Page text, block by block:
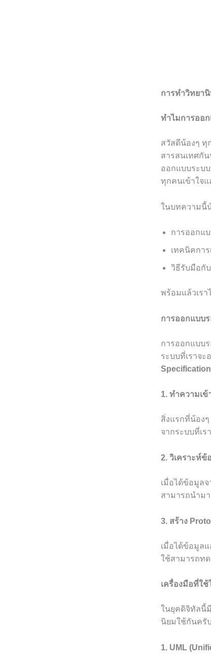
การทำวิทยา
ทำไมการออ
สวัสดีน้องๆ
สารสนเทศกั
ออกแบบระบ
ทุกคนเข้าใจแ
ในบทความนี้น้
การออกแ
เทคนิคกา
วิธีรับมือกั
พร้อมแล้วเรา
การออกแบบร
การออกแบบ
ระบบที่เราจ
Specification
1. ทำความเ
สิ่งแรกที่น้อง
จากระบบที่เ
2. วิเคราะห์ข้
เมื่อได้ข้อมูล
สามารถนำม
3. สร้าง
เมื่อได้ข้อมูลแ
ใช้สามารถท
เครื่องมือที่ใ
ในยุคดิจิทัลนี้
นิยมใช้กันครับ
1. UML